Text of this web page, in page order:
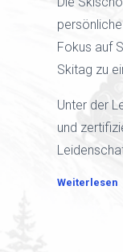
Fokus auf
Skitag zu
Unter der
und
Weiterlesen